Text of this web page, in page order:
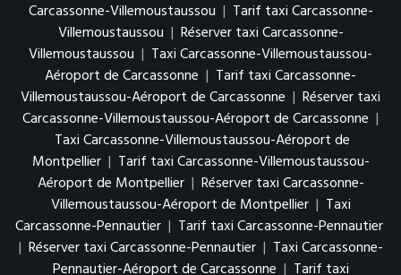
Carcassonne-Villemoustaussou | Tarif taxi Carcassonne-
Villemoustaussou | Réserver taxi Carcassonne-
Villemoustaussou | Taxi Carcassonne-Villemoustaussou-
Aéroport de Carcassonne | Tarif taxi Carcassonne-
Villemoustaussou-Aéroport de Carcassonne | Réserver taxi
Carcassonne-Villemoustaussou-Aéroport de Carcassonne |
Taxi Carcassonne-Villemoustaussou-Aéroport de
Montpellier | Tarif taxi Carcassonne-Villemoustaussou-
Aéroport de Montpellier | Réserver taxi Carcassonne-
Villemoustaussou-Aéroport de Montpellier | Taxi
Carcassonne-Pennautier | Tarif taxi Carcassonne-Pennautier
| Réserver taxi Carcassonne-Pennautier | Taxi Carcassonne-
Pennautier-Aéroport de Carcassonne | Tarif taxi